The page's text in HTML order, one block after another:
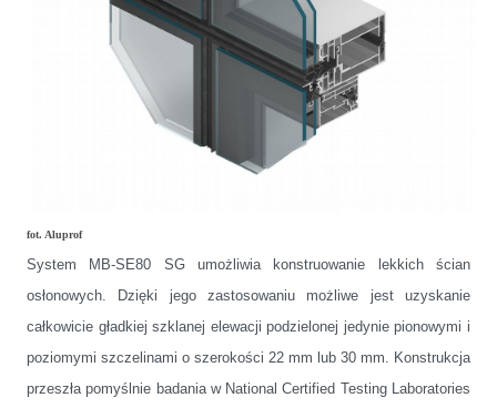
fot. Aluprof
System MB-SE80 SG umożliwia konstruowanie lekkich ścian
osłonowych. Dzięki jego zastosowaniu możliwe jest uzyskanie
całkowicie gładkiej szklanej elewacji podzielonej jedynie pionowymi i
poziomymi szczelinami o szerokości 22 mm lub 30 mm. Konstrukcja
przeszła pomyślnie badania w National Certified Testing Laboratories